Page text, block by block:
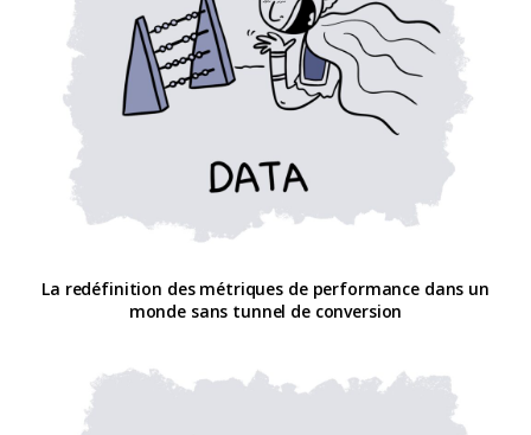
La redéfinition des métriques de performance dans un
monde sans tunnel de conversion